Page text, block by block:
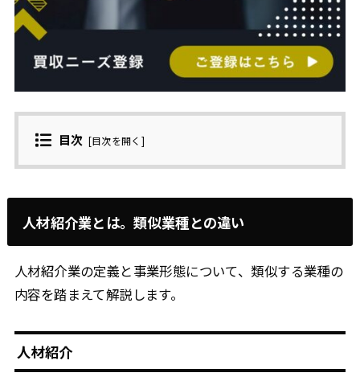
目次 [目次を開く ]
人材紹介業とは。類似業種との違い
人材紹介業の定義と事業形態について、類似する業種の
内容を踏まえて解説します。
人材紹介